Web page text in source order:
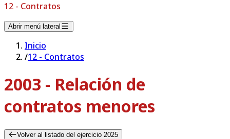
12 - Contratos
Abrir menú lateral
Inicio
/12 - Contratos
2003 - Relación de
contratos menores
Volver al listado del ejercicio 2025